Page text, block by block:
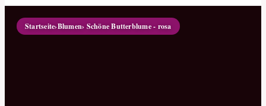
Startseite›Blumen› Schöne Butterblume - rosa